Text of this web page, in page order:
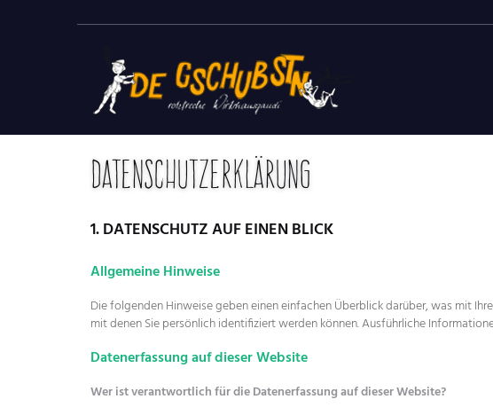
Datenschutzerklärung
1. DATENSCHUTZ AUF EINEN BLICK
Allgemeine Hinweise
Die folgenden Hinweise geben einen einfachen Überblick darüber, was mit
mit denen Sie persönlich identifiziert werden können. Ausführliche
Datenerfassung auf dieser Website
Wer ist verantwortlich für die Datenerfassung auf dieser Website?